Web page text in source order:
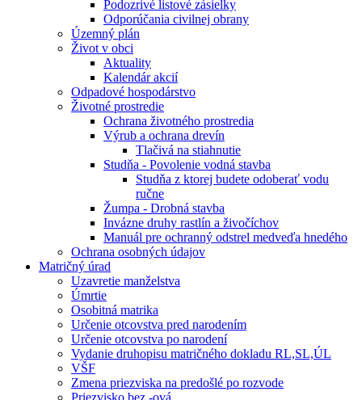
Podozrivé listové zásielky
Odporúčania civilnej obrany
Územný plán
Život v obci
Aktuality
Kalendár akcií
Odpadové hospodárstvo
Životné prostredie
Ochrana životného prostredia
Výrub a ochrana drevín
Tlačivá na stiahnutie
Studňa - Povolenie vodná stavba
Studňa z ktorej budete odoberať vodu
ručne
Žumpa - Drobná stavba
Invázne druhy rastlín a živočíchov
Manuál pre ochranný odstrel medveďa hnedého
Ochrana osobných údajov
Matričný úrad
Uzavretie manželstva
Úmrtie
Osobitná matrika
Určenie otcovstva pred narodením
Určenie otcovstva po narodení
Vydanie druhopisu matričného dokladu RL,SL,ÚL
VŠF
Zmena priezviska na predošlé po rozvode
Priezvisko bez -ová